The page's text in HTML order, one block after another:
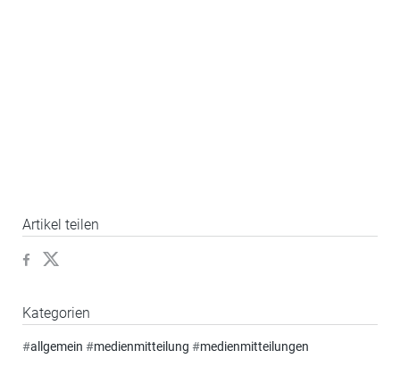
Artikel teilen
Kategorien
#allgemein #medienmitteilung #medienmitteilungen